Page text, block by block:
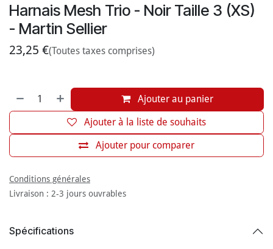
Harnais Mesh Trio - Noir Taille 3 (XS)
- Martin Sellier
23,25 €(Toutes taxes comprises)
Ajouter au panier
Ajouter pour comparer
Ajouter à la liste de souhaits
Conditions générales
Livraison : 2-3 jours ouvrables
Spécifications